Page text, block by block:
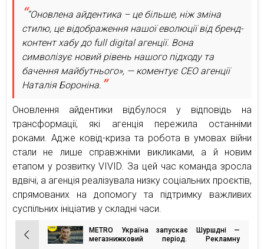
“Оновлена айдентика – це більше, ніж зміна
стилю, це відображення нашої еволюції від бренд-
контент хабу до full digital агенції. Вона
символізує новий рівень нашого підходу та
бачення майбутнього», — коментує СEO агенції
Наталія Бороніна.
Оновлення айдентики відбулося у відповідь на
трансформації, які агенція пережила останніми
роками. Адже ковід-криза та робота в умовах війни
стали не лише справжніми викликами, а й новим
етапом у розвитку VIVID. За цей час команда зросла
вдвічі, а агенція реалізувала низку соціальних проєктів,
спрямованих на допомогу та підтримку важливих
суспільних ініціатив у складні часи.
Навігація
METRO Україна запускає Шуршдні —
мегазнижковий період. Рекламну